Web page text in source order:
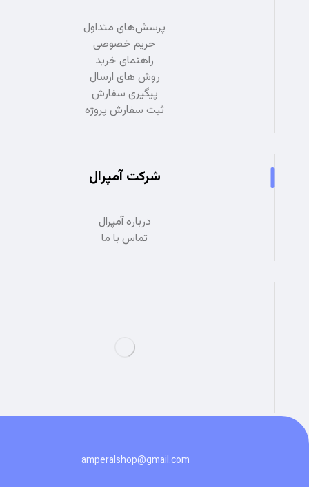
پرسش‌های متداول
حریم خصوصی
راهنمای خرید
روش های ارسال
پیگیری سفارش
ثبت سفارش پروژه
شرکت آمپرال
درباره آمپرال
تماس با ما
amperalshop@gmail.com